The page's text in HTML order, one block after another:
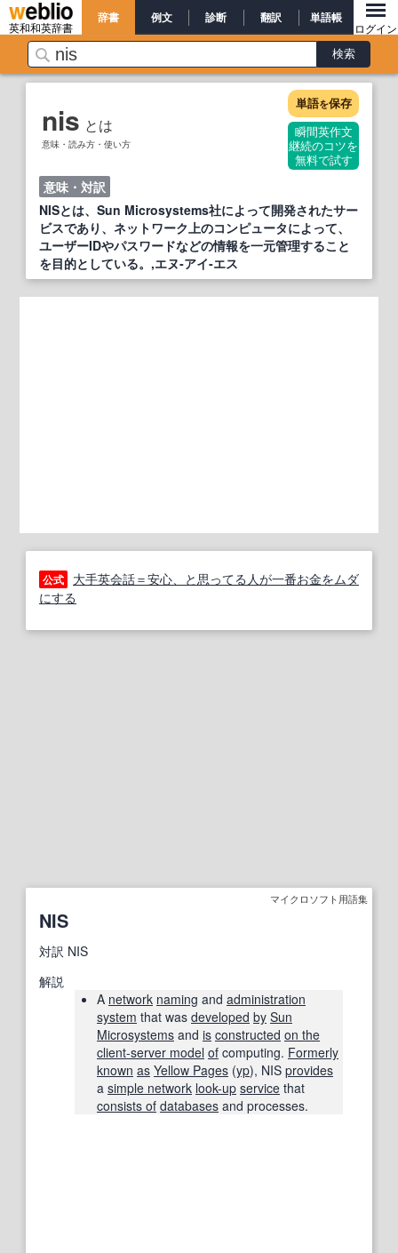
英和和英辞書
辞書 例文 診断 翻訳 単語帳
ログイン
nis とは
意味・読み方・使い方
単語を保存
瞬間英作文
継続のコツを
無料で試す
意味・対訳
NISとは、Sun Microsystems社によって開発されたサー
ビスであり、ネットワーク上のコンピュータによって、
ユーザーIDやパスワードなどの情報を一元管理すること
を目的としている。,エヌ‐アイ‐エス
公式
大手英会話＝安心、と思ってる人が一番お金をムダ
にする
マイクロソフト用語集
NIS
対訳 NIS
解説
A network naming and administration
system that was developed by Sun
Microsystems and is constructed on the
client-server model of computing. Formerly
known as Yellow Pages (yp), NIS provides
a simple network look-up service that
consists of databases and processes.